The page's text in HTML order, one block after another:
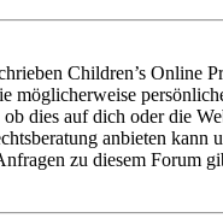
Children’s Online
möglicherweise
dies auf dich oder die
anbieten
zu diesem Forum